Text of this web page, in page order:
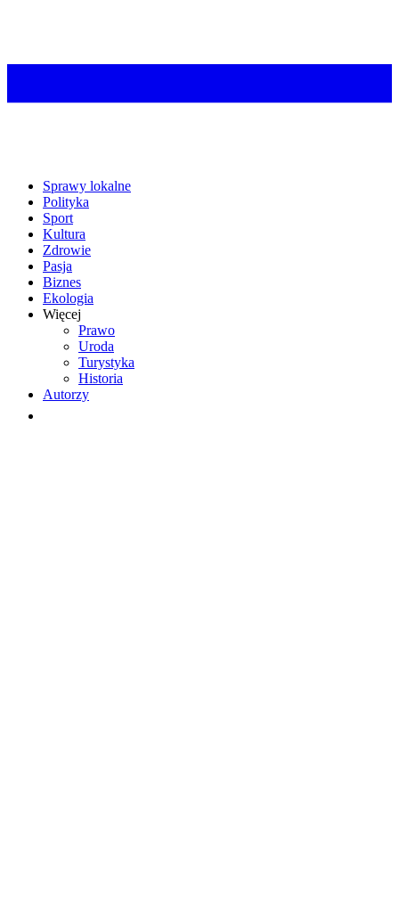
Sprawy lokalne
Polityka
Sport
Kultura
Zdrowie
Pasja
Biznes
Ekologia
Więcej
Prawo
Uroda
Turystyka
Historia
Autorzy